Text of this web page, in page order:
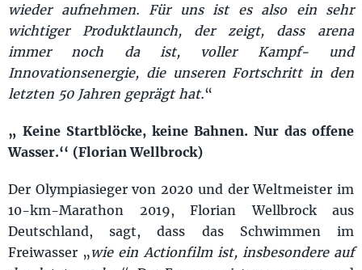
wieder aufnehmen. Für uns ist es also ein sehr
wichtiger Produktlaunch, der zeigt, dass arena
immer noch da ist, voller Kampf- und
Innovationsenergie, die unseren Fortschritt in den
letzten 50 Jahren geprägt hat.“
„ Keine Startblöcke, keine Bahnen. Nur das offene
Wasser.‘‘ (Florian Wellbrock)
Der Olympiasieger von 2020 und der Weltmeister im
10-km-Marathon 2019, Florian Wellbrock aus
Deutschland, sagt, dass das Schwimmen im
Freiwasser „wie ein Actionfilm ist, insbesondere auf